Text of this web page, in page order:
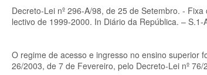
Decreto-Lei nº 296-A/98, de 25 de Setembro. -
lectivo de 1999-2000. In Diário da República. –
O regime de acesso e ingresso no ensino superior
26/2003, de 7 de Fevereiro, pelo Decreto-Lei nº